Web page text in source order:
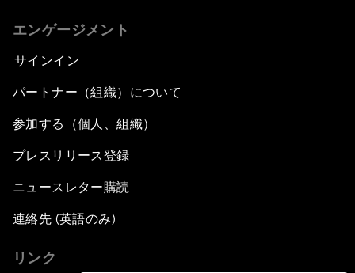
エンゲージメント
サインイン
パートナー（組織）について
参加する（個人、組織）
プレスリリース登録
ニュースレター購読
連絡先 (英語のみ)
リンク